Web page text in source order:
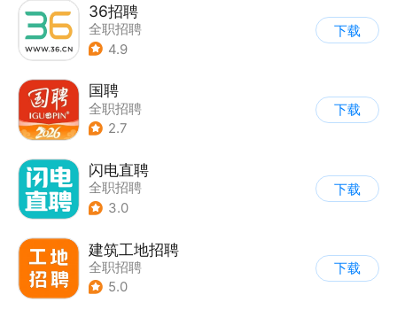
36招聘
全职招聘
4.9
下载
国聘
全职招聘
2.7
下载
闪电直聘
全职招聘
3.0
下载
建筑工地招聘
全职招聘
5.0
下载